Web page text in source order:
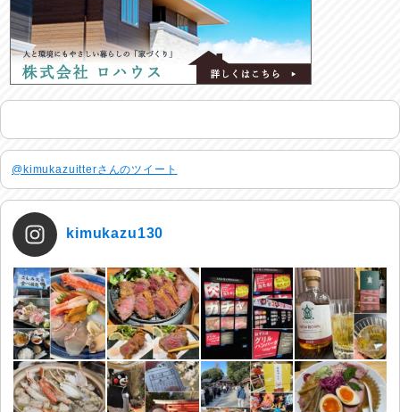
@kimukazuitterさんのツイート
kimukazu130